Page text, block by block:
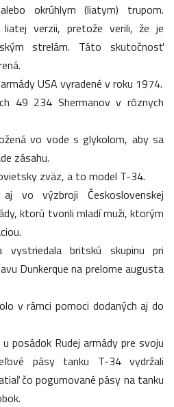
okrúhlym (liatym) trupom.
liatej verzii, pretože verili, že je
strelám. Táto skutočnosť
USA vyradené v roku 1974.
49 234 Shermanov v rôznych
vo vode s glykolom, aby sa
zásahu.
zväz, a to model T-34.
vo výzbroji Československej
ktorú tvorili mladí muži, ktorým
vystriedala britskú skupinu pri
Dunkerque na prelome augusta
v rámci pomoci dodaných aj do
posádok Rudej armády pre svoju
pásy tanku T-34 vydržali
čo pogumované pásy na tanku